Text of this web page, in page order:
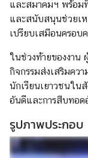
ช
า
ช
น
ป
ร
ะ
ก
า
และสมาคมฯ พร้อม
และสนับสนุนช่วยเ
เปรียบเสมือนครอบ
ในช่วงท้ายของงา
กิจกรรมส่งเสริมคว
นักเรียนเยาวชนใน
อันดีและการสืบทอด
รูปภาพประกอบ